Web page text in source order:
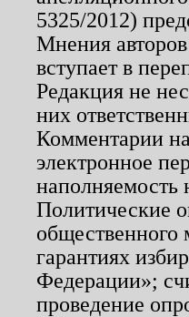
5325/2012)
Мнения
вступает в
Редакция не
них
Комментарии
электронное
наполняемость
Политические
гарантиях
Федерации»;
проведение